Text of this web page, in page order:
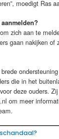
moedigt Ras
zich aan te
gaan nakijken of
die in het
deze ouders.
om meer